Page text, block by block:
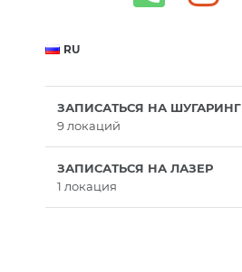
RU
ЗАПИСАТЬСЯ НА ШУГАРИНГ
9 локаций
ЗАПИСАТЬСЯ НА ЛАЗЕР
1 локация